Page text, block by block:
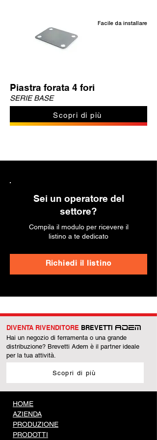
Facile da installare
Piastra forata 4 fori
SERIE BASE
Scopri di più
Sei un operatore del
settore?
Compila il modulo per ricevere il
listino a te dedicato
Richiedi il listino
DIVENTA RIVENDITORE BREVETTI ADEM
Hai un negozio di ferramenta o una grande
distribuzione? Brevetti Adem è il partner ideale
per la tua attività.
Scopri di più
HOME
AZIENDA
PRODUZIONE
PRODOTTI